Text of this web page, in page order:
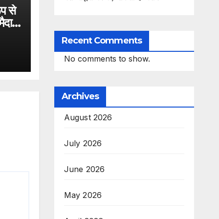
से
Recent Comments
No comments to show.
Archives
August 2026
July 2026
June 2026
May 2026